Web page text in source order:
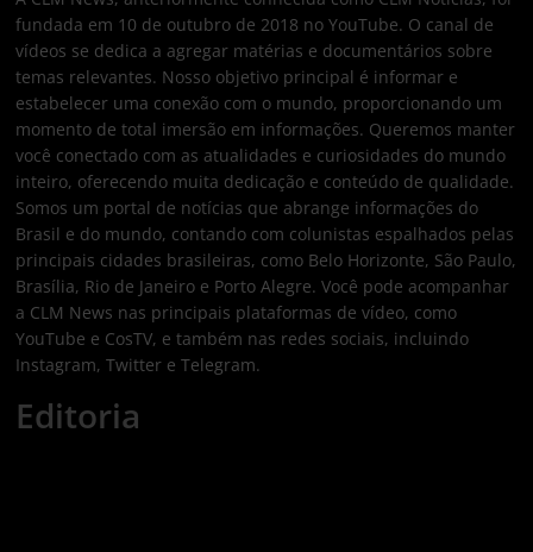
fundada em 10 de outubro de 2018 no YouTube. O canal de
vídeos se dedica a agregar matérias e documentários sobre
temas relevantes. Nosso objetivo principal é informar e
estabelecer uma conexão com o mundo, proporcionando um
momento de total imersão em informações. Queremos manter
você conectado com as atualidades e curiosidades do mundo
inteiro, oferecendo muita dedicação e conteúdo de qualidade.
Somos um portal de notícias que abrange informações do
Brasil e do mundo, contando com colunistas espalhados pelas
principais cidades brasileiras, como Belo Horizonte, São Paulo,
Brasília, Rio de Janeiro e Porto Alegre. Você pode acompanhar
a CLM News nas principais plataformas de vídeo, como
YouTube e CosTV, e também nas redes sociais, incluindo
Instagram, Twitter e Telegram.
Editoria